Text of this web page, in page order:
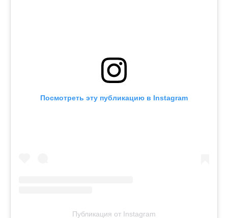
Посмотреть эту публикацию в Instagram
Публикация от Instagram